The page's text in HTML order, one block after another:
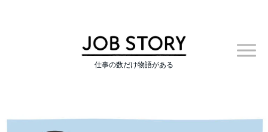
仕事の数だけ物語がある